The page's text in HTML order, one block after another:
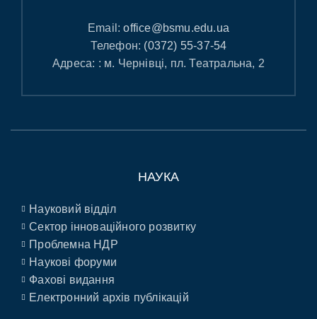
Email:office@bsmu.edu.ua
Телефон: (0372) 55-37-54
Адреса: : м. Чернівці, пл. Театральна, 2
НАУКА
Науковий відділ
Сектор інноваційного розвитку
Проблемна НДР
Наукові форуми
Фахові видання
Електронний архів публікацій